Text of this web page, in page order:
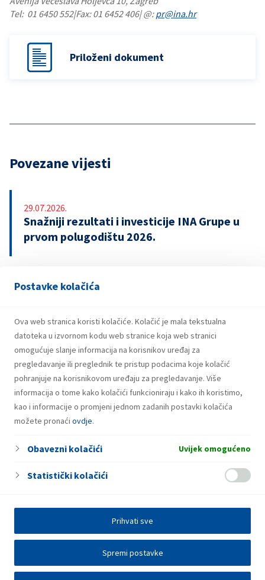
Postavke kolačića
Ova web stranica koristi kolačiće. Kolačić je mala tekstualna
datoteka u izvornom kodu web stranice koja web stranici
omogućuje slanje informacija na korisnikov uređaj za
pregledavanje ili preglednik te pristup podacima koje kolačić
pohranjuje na korisnikovom uređaju za pregledavanje. Više
informacija o tome kako kolačići funkcioniraju i kako ih koristimo,
kao i informacije o promjeni jednom zadanih postavki kolačića
možete pronaći ovdje.
Obavezni kolačići Uvijek omogućeno
Statistički kolačići
Spremi postavke
Prihvati sve
Tel: 01 6450 552|Fax: 01 6452 406| @:pr@ina.hr
Priloženi dokument
Povezane vijesti
29.07.2026.
Snažniji rezultati i investicije INA Grupe u
prvom polugodištu 2026.
21.07.2026.
u iznosu od 500 milijuna eura